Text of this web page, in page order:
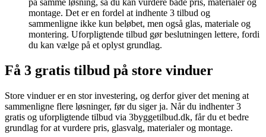
på samme løsning, så du kan vurdere både pris, materialer og
montage. Det er en fordel at indhente 3 tilbud og
sammenligne ikke kun beløbet, men også glas, materiale og
montering. Uforpligtende tilbud gør beslutningen lettere, fordi
du kan vælge på et oplyst grundlag.
Få 3 gratis tilbud på store vinduer
Store vinduer er en stor investering, og derfor giver det mening at
sammenligne flere løsninger, før du siger ja. Når du indhenter 3
gratis og uforpligtende tilbud via 3byggetilbud.dk, får du et bedre
grundlag for at vurdere pris, glasvalg, materialer og montage.